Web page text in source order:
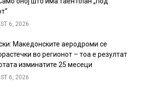
6, 2026
Македонските аеродроми се
во регионот – тоа е резултат
изминатите 25 месеци
6, 2026